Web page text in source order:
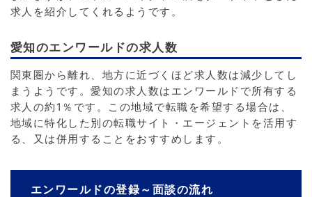
求人を紹介してくれるようです。
愛知のエンワールドの求人数
関東圏から離れ、地方に近づくほど求人数は減少してし
まうようです。愛知の求人数はエンワールドで所有する
求人の約1％です。この地域で転職を希望する場合は、
地域に特化した別の転職サイト・エージェントを活用す
る、又は併用することをおすすめします。
エンワールドの登録～面談の流れ